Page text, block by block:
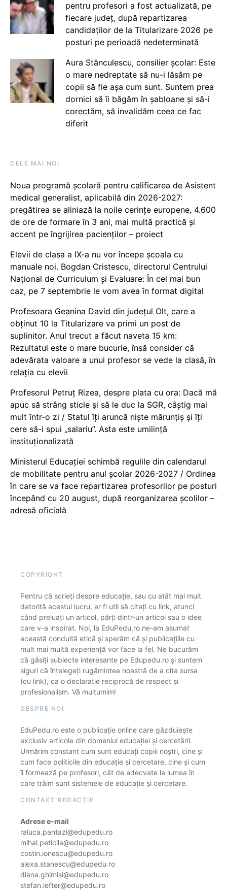
pentru profesori a fost actualizată, pe
fiecare județ, după repartizarea
candidaților de la Titularizare 2026 pe
posturi pe perioadă nedeterminată
Aura Stănculescu, consilier școlar: Este
o mare nedreptate să nu-i lăsăm pe
copii să fie așa cum sunt. Suntem prea
dornici să îi băgăm în șabloane și să-i
corectăm, să invalidăm ceea ce fac
diferit
CELE MAI NOI
Noua programă școlară pentru calificarea de Asistent
medical generalist, aplicabilă din 2026-2027:
pregătirea se aliniază la noile cerințe europene, 4.600
de ore de formare în 3 ani, mai multă practică și
accent pe îngrijirea pacienților – proiect
Elevii de clasa a IX-a nu vor începe școala cu
manuale noi. Bogdan Cristescu, directorul Centrului
Național de Curriculum și Evaluare: În cel mai bun
caz, pe 7 septembrie le vom avea în format digital
Profesoara Geanina David din județul Olt, care a
obținut 10 la Titularizare va primi un post de
suplinitor. Anul trecut a făcut naveta 15 km:
Rezultatul este o mare bucurie, însă consider că
adevărata valoare a unui profesor se vede la clasă, în
relația cu elevii
Profesorul Petruț Rizea, despre plata cu ora: Dacă mă
apuc să strâng sticle și să le duc la SGR, câștig mai
mult într-o zi / Statul îți aruncă niște mărunțiș și îți
cere să-i spui „salariu”. Asta este umilință
instituționalizată
Ministerul Educației schimbă regulile din calendarul
de mobilitate pentru anul școlar 2026-2027 / Ordinea
în care se va face repartizarea profesorilor pe posturi
începând cu 20 august, după reorganizarea școlilor –
adresă oficială
COPYRIGHT
Pentru că scrieți despre educație, sau cu atât mai mult
datorită acestui lucru, ar fi util să citați cu link, atunci
când preluați un articol, părți dintr-un articol sau o idee
care v-a inspirat. Noi, la EduPedu.ro ne-am asumat
această conduită etică și sperăm că și publicațiile cu
mult mai multă experiență vor face la fel. Ne bucurăm
că găsiți subiecte interesante pe Edupedu.ro și suntem
siguri că înțelegeți rugămintea noastră de a cita sursa
(cu link), ca o declarație reciprocă de respect și
profesionalism. Vă mulțumim!
DESPRE NOI
EduPedu.ro este o publicație online care găzduiește
exclusiv articole din domeniul educației și cercetării.
Urmărim constant cum sunt educați copiii noștri, cine și
cum face politicile din educație și cercetare, cine și cum
îi formează pe profesori, cât de adecvate la lumea în
care trăim sunt sistemele de educație și cercetare.
CONTACT REDACȚIE
Adrese e-mail
raluca.pantazi@edupedu.ro
mihai.peticila@edupedu.ro
costin.ionescu@edupedu.ro
alexa.stanescu@edupedu.ro
diana.ghimisi@edupedu.ro
stefan.lefter@edupedu.ro